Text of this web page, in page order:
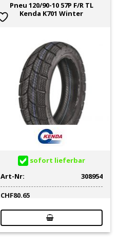
Pneu 120/90-10 57P F/R TL
Kenda K701 Winter
sofort lieferbar
Art-Nr:
308954
CHF80.65